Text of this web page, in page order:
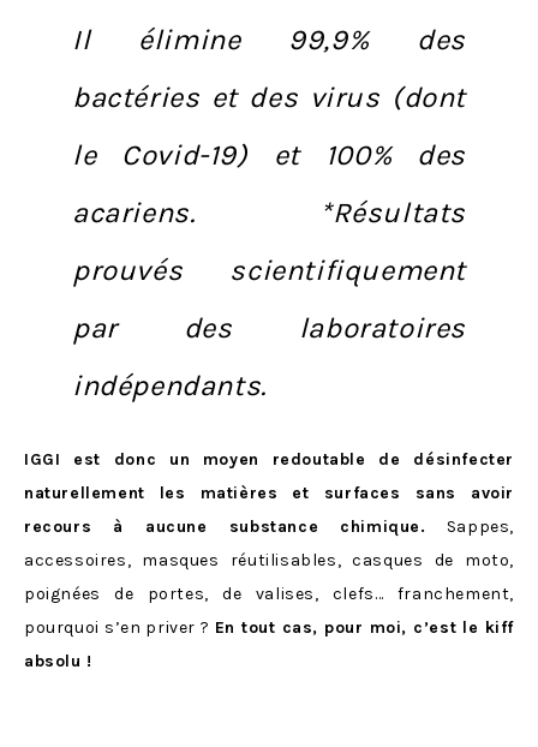
Il élimine 99,9% des
bactéries et des virus (dont
le Covid-19) et 100% des
acariens.
*Résultats
prouvés scientifiquement
par des laboratoires
indépendants.
IGGI est donc un moyen redoutable de désinfecter
naturellement les matières et surfaces sans avoir
recours à aucune substance chimique. Sappes,
accessoires, masques réutilisables, casques de moto,
poignées de portes, de valises, clefs… franchement,
pourquoi s’en priver ? En tout cas, pour moi, c’est le kiff
absolu !